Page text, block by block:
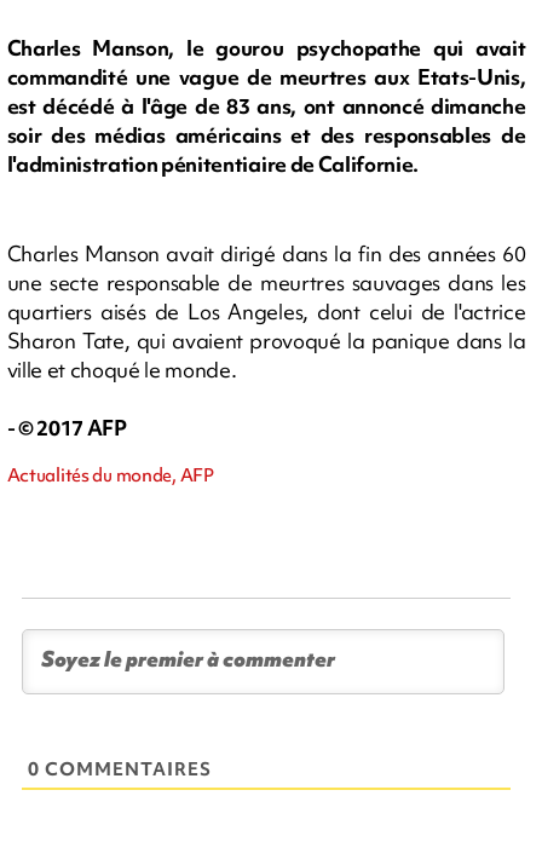
Charles Manson, le gourou psychopathe qui avait
commandité une vague de meurtres aux Etats-Unis,
est décédé à l'âge de 83 ans, ont annoncé dimanche
soir des médias américains et des responsables de
l'administration pénitentiaire de Californie.
Charles Manson avait dirigé dans la fin des années 60
une secte responsable de meurtres sauvages dans les
quartiers aisés de Los Angeles, dont celui de l'actrice
Sharon Tate, qui avaient provoqué la panique dans la
ville et choqué le monde.
- © 2017 AFP
Actualités du monde, AFP
0 COMMENTAIRES